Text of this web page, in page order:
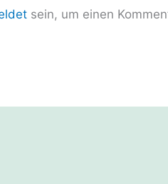
sein, um einen